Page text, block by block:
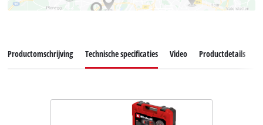
Productomschrijving Technische specificaties Video Productdetails